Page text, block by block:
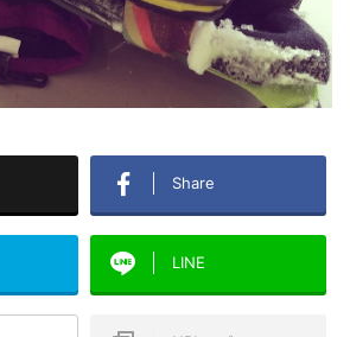
Share
LINE